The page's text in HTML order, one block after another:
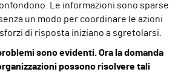
Le informazioni sono sparse
un modo per coordinare le azioni
di risposta iniziano a sgretolarsi.
sono evidenti. Ora la domanda
possono risolvere tali